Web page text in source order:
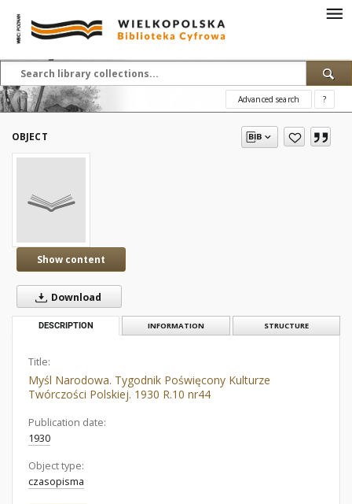
Advanced search ?
OBJECT
Show content
Download
DESCRIPTION INFORMATION STRUCTURE
Title:
Myśl Narodowa. Tygodnik Poświęcony Kulturze
Twórczości Polskiej. 1930 R.10 nr44
Publication date:
1930
Object type:
czasopisma